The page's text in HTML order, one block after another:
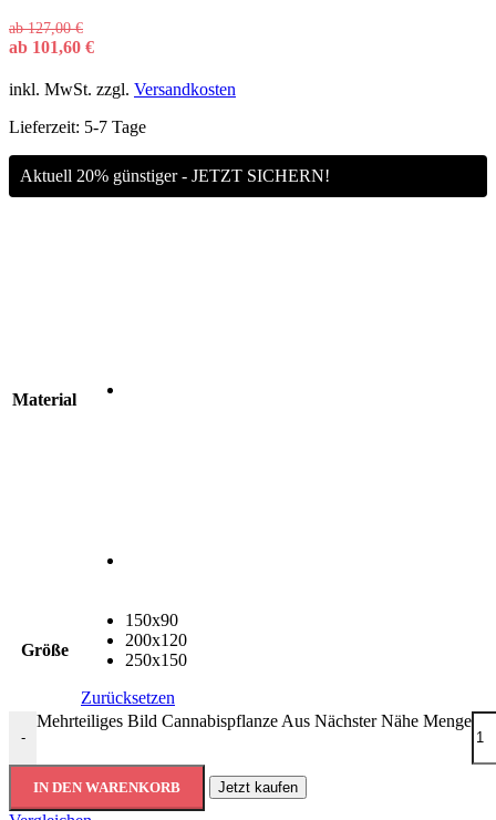
ab127,00€
ab 101,60 €
inkl. MwSt. zzgl. Versandkosten
Lieferzeit: 5-7 Tage
Aktuell 20% günstiger - JETZT SICHERN!
Material
Größe
150x90
200x120
250x150
Zurücksetzen
-
Mehrteiliges Bild Cannabispflanze Aus Nächster Nähe Menge
IN DEN WARENKORB Jetzt kaufen